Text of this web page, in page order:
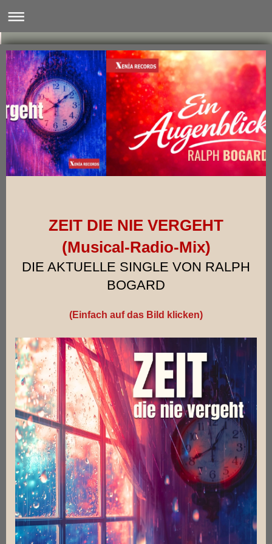
ZEIT DIE NIE VERGEHT
(Musical-Radio-Mix)
DIE AKTUELLE SINGLE VON RALPH
BOGARD
(Einfach auf das Bild klicken)